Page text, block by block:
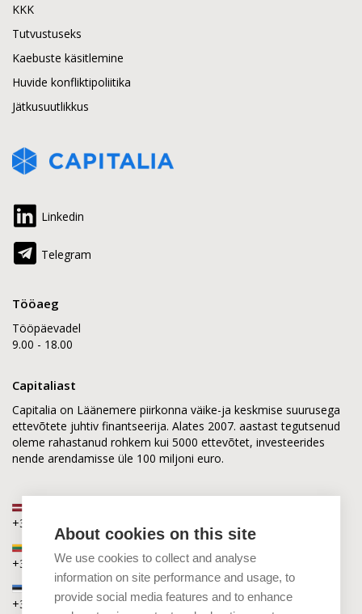
About cookies on this site
We use cookies to collect and analyse
information on site performance and usage, to
provide social media features and to enhance
KKK
Tutvustuseks
Kaebuste käsitlemine
Huvide konfliktipoliitika
Jätkusuutlikkus
Linkedin
Telegram
Tööaeg
Tööpäevadel
9.00 - 18.00
Capitaliast
Capitalia on Läänemere piirkonna väike-ja keskmise suurusega
ettevõtete juhtiv finantseerija. Alates 2007. aastast tegutsenud
oleme rahastanud rohkem kui 5000 ettevõtet, investeerides
nende arendamisse üle 100 miljoni euro.
+371 2880 0880
+370 6168 0880
+372 5864 0880